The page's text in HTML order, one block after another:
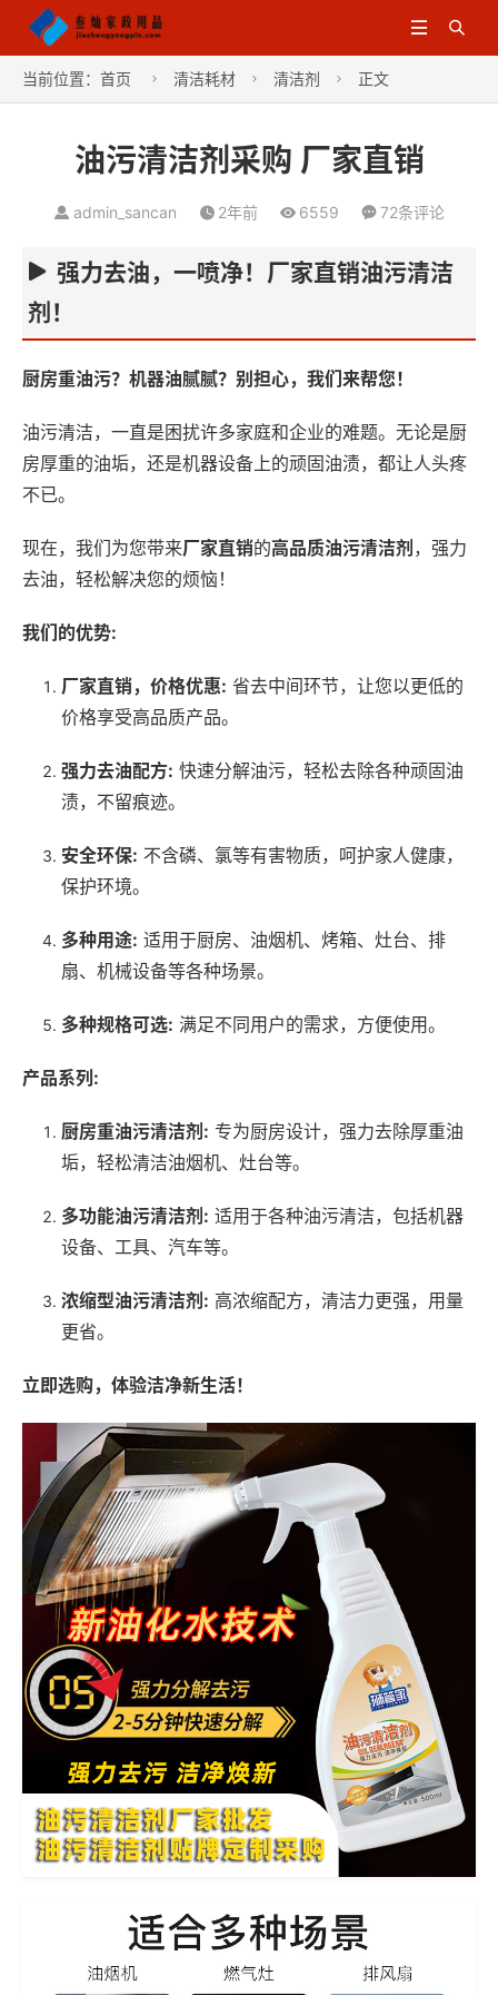


当前位置： 首页  清洁耗材  清洁剂  正文
油污清洁剂采购 厂家直销
admin_sancan 2年前 6559 72条评论
强力去油，一喷净！厂家直销油污清洁
剂！
厨房重油污？机器油腻腻？别担心，我们来帮您！
油污清洁，一直是困扰许多家庭和企业的难题。无论是厨
房厚重的油垢，还是机器设备上的顽固油渍，都让人头疼
不已。
现在，我们为您带来厂家直销的高品质油污清洁剂 ，强力
去油，轻松解决您的烦恼！
我们的优势:
厂家直销，价格优惠: 省去中间环节，让您以更低的
价格享受高品质产品。
强力去油配方: 快速分解油污，轻松去除各种顽固油
渍，不留痕迹。
安全环保: 不含磷、氯等有害物质，呵护家人健康，
保护环境。
多种用途: 适用于厨房、油烟机、烤箱、灶台、排
扇、机械设备等各种场景。
多种规格可选: 满足不同用户的需求，方便使用。
产品系列:
厨房重油污清洁剂: 专为厨房设计，强力去除厚重油
垢，轻松清洁油烟机、灶台等。
多功能油污清洁剂: 适用于各种油污清洁，包括机器
设备、工具、汽车等。
浓缩型油污清洁剂: 高浓缩配方，清洁力更强，用量
更省。
立即选购，体验洁净新生活！